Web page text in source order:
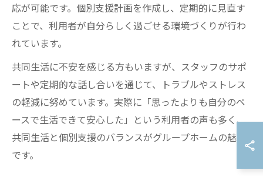
応が可能です。個別支援計画を作成し、定期的に見直す
ことで、利用者が自分らしく過ごせる環境づくりが行わ
れています。
共同生活に不安を感じる方もいますが、スタッフのサポ
ートや定期的な話し合いを通じて、トラブルやストレス
の軽減に努めています。実際に「思ったよりも自分のペ
ースで生活できて安心した」という利用者の声も多く、
共同生活と個別支援のバランスがグループホームの魅力
です。